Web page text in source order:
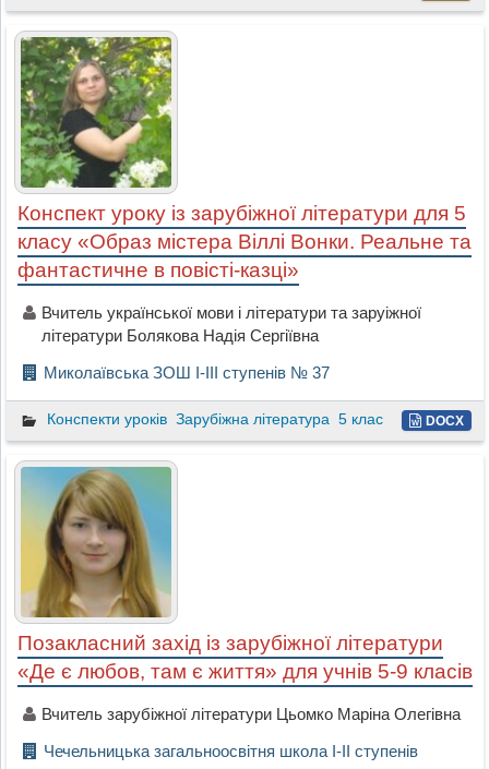
Конспект уроку із зарубіжної літератури для 5
класу «Образ містера Віллі Вонки. Реальне та
фантастичне в повісті-казці»
Вчитель української мови і літератури та заруіжної
літератури Болякова Надія Сергіївна
Миколаївська ЗОШ І-ІІІ ступенів № 37
Конспекти уроків Зарубіжна література 5 клас DOCX
Позакласний захід із зарубіжної літератури
«Де є любов, там є життя» для учнів 5-9 класів
Вчитель зарубіжної літератури Цьомко Маріна Олегівна
Чечельницька загальноосвітня школа І-ІІ ступенів